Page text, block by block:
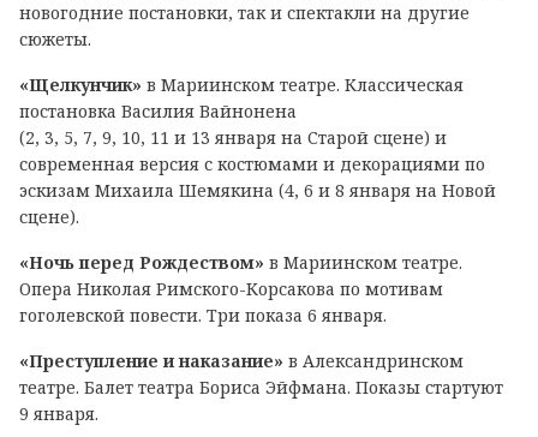
новогодние постановки, так и спектакли на другие
сюжеты.
«Щелкунчик» в Мариинском театре. Классическая
постановка Василия Вайнонена
(2, 3, 5, 7, 9, 10, 11 и 13 января на Старой сцене) и
современная версия с костюмами и декорациями по
эскизам Михаила Шемякина (4, 6 и 8 января на Новой
сцене).
«Ночь перед Рождеством» в Мариинском театре.
Опера Николая Римского-Корсакова по мотивам
гоголевской повести. Три показа 6 января.
«Преступление и наказание» в Александринском
театре. Балет театра Бориса Эйфмана. Показы стартуют
9 января.